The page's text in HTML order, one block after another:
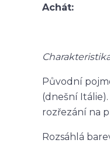
Achát:
Původní
(dnešní
rozřezání na
Rozsáhlá